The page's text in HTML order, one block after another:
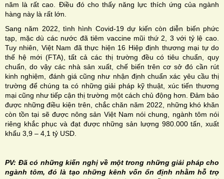
năm là rất cao. Điều đó cho thấy năng lực thích ứng của ngành
hàng này là rất lớn.
Sang năm 2022, tình hình Covid-19 dự kiến còn diễn biến phức
tạp, mặc dù các nước đã tiêm vaccine mũi thứ 2, 3 với tỷ lệ cao.
Tuy nhiên, Việt Nam đã thực hiện 16 Hiệp định thương mại tự do
thế hệ mới (FTA), tất cả các thị trường đều có tiêu chuẩn, quy
chuẩn, do vậy các nhà sản xuất, chế biến trên cơ sở đó cần rút
kinh nghiệm, đánh giá cũng như nhận định chuẩn xác yêu cầu thị
trường để chúng ta có những giải pháp kỹ thuật, xúc tiến thương
mại cũng như tiếp cận thị trường một cách chủ động hơn. Đảm bảo
được những điều kiện trên, chắc chăn năm 2022, những khó khăn
còn tồn tại sẽ được nông sản Việt Nam nói chung, ngành tôm nói
riêng khắc phục và đạt được những sản lượng 980.000 tấn, xuất
khẩu 3,9 – 4,1 tỷ USD.
PV: Đã có những kiến nghị về một trong những giải pháp cho
ngành tôm, đó là tạo những kênh vốn ổn định nhằm hỗ trợ